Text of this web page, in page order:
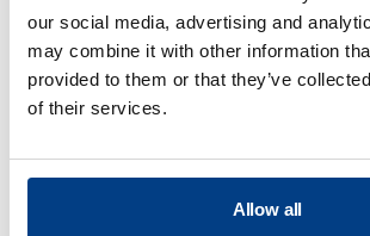
our social media, advertising and
may combine it with other information
provided to them or that they’ve
of their services.
Allow all